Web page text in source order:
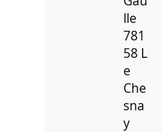
lle
781
58 L
e
Che
sna
y